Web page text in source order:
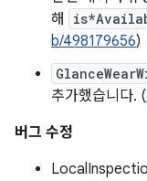
해
b/498179656)
추가했습니다. (
버그 수정